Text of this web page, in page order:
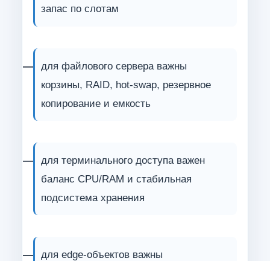
запас по слотам
для файлового сервера важны
корзины, RAID, hot-swap, резервное
копирование и емкость
для терминального доступа важен
баланс CPU/RAM и стабильная
подсистема хранения
для edge-объектов важны